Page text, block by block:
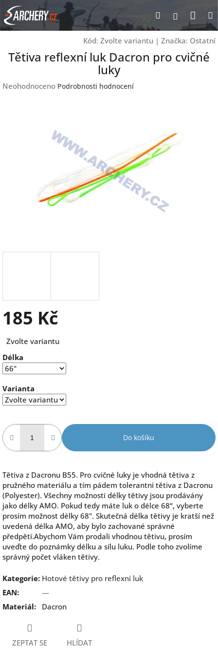
Přejít
na
obsah
Hledat
Kód: Zvolte variantu | Značka: Ostatní
Tětiva reflexní luk Dacron pro cvičné
luky
Průměrné
Neohodnoceno Podrobnosti hodnocení
185 Kč
cena:
Zvolte variantu
Délka
Varianta
Do košíku
Tětiva z Dacronu B55. Pro cvičné luky je vhodná tětiva z
pružného materiálu a tím pádem tolerantní tětiva z Dacronu
(Polyester). Všechny možnosti délky tětivy jsou prodávány
jako délky AMO. Pokud tedy máte luk o délce 68“, vyberte
prosím možnost délky 68". Skutečná délka tětivy je kratší než
uvedená délka AMO, aby bylo zachované správné
předpětí.Abychom Vám prodali vhodnou tětivu, prosím
uveďte do poznámky délku a sílu luku. Podle toho zvolíme
správný počet vláken tětivy.
Kategorie: Hotové tětivy pro reflexní luk
EAN:
—
Materiál: Dacron
ZEPTAT SE HLÍDAT